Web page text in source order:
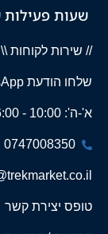
שעות פעילות
// שירות לקוחות \\
שלחו הודעת WhatsApp דרך האתר
א'-ה': 10:00 - 16:00 | שישי שבת סגור
0747008350
טופס יצירת קשר